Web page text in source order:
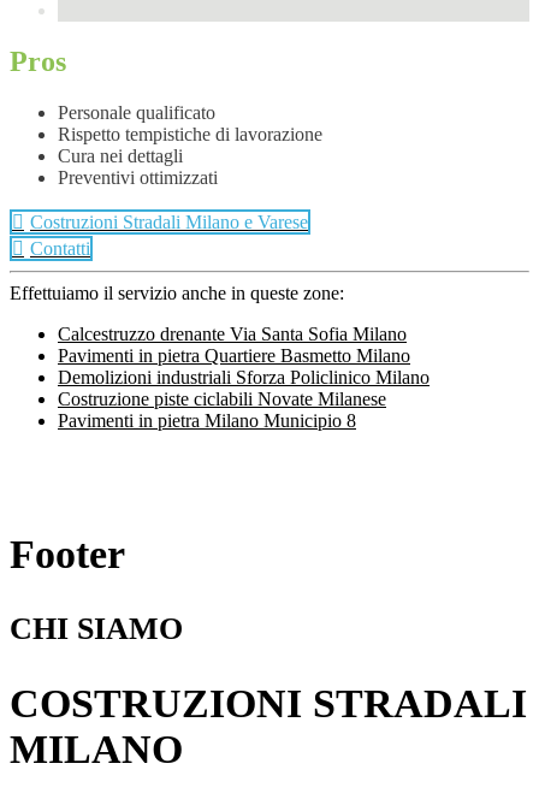
Pros
Personale qualificato
Rispetto tempistiche di lavorazione
Cura nei dettagli
Preventivi ottimizzati
Costruzioni Stradali Milano e Varese
Contatti
Effettuiamo il servizio anche in queste zone:
Calcestruzzo drenante Via Santa Sofia Milano
Pavimenti in pietra Quartiere Basmetto Milano
Demolizioni industriali Sforza Policlinico Milano
Costruzione piste ciclabili Novate Milanese
Pavimenti in pietra Milano Municipio 8
Footer
CHI SIAMO
COSTRUZIONI STRADALI
MILANO